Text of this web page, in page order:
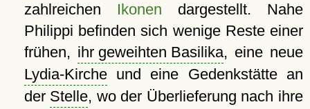
zahlreichen Ikonen dargestellt. Nahe
Philippi befinden sich wenige Reste einer
frühen, ihr geweihten Basilika, eine neue
Lydia-Kircheund eine Gedenkstätte an
der Stelle, wo der Überlieferung nach ihre